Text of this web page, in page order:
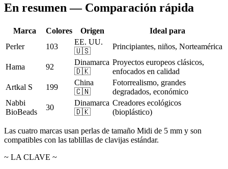
En resumen — Comparación rápida
Marca Colores Origen
Ideal para
Perler
103
EE. UU.
🇺🇸
Principiantes, niños, Norteamérica
Hama 92
Dinamarca
🇩🇰
Proyectos europeos clásicos,
enfocados en calidad
Artkal S
199
China
🇨🇳
Fotorrealismo, grandes
degradados, económico
Nabbi
BioBeads
30
Dinamarca
🇩🇰
Creadores ecológicos
(bioplástico)
Las cuatro marcas usan perlas de tamaño Midi de 5 mm y son
compatibles con las tablillas de clavijas estándar.
~ LA CLAVE ~